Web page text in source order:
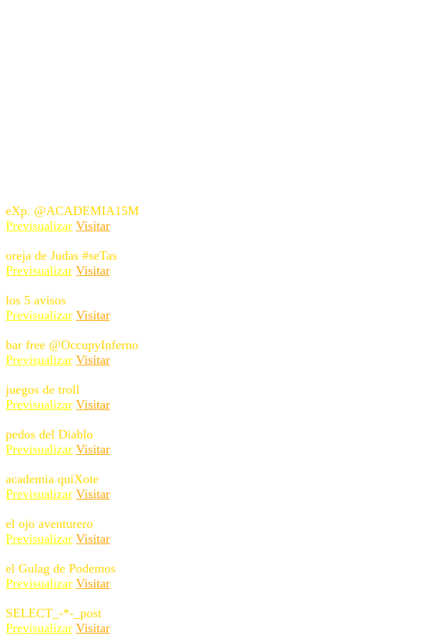
eXp. @ACADEMIA15M
Previsualizar Visitar
oreja de Judas #seTas
Previsualizar Visitar
los 5 avisos
Previsualizar Visitar
bar free @OccupyInferno
Previsualizar Visitar
juegos de troll
Previsualizar Visitar
pedos del Diablo
Previsualizar Visitar
academia quiXote
Previsualizar Visitar
el ojo aventurero
Previsualizar Visitar
el Gulag de Podemos
Previsualizar Visitar
SELECT_-*-_post
Previsualizar Visitar